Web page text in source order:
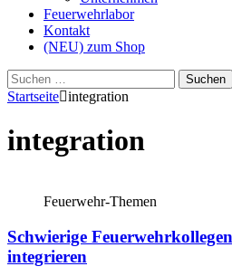
Feuerwehrlabor
Kontakt
(NEU) zum Shop
Suchen
nach:
Startseite integration
integration
Feuerwehr-Themen
Schwierige
integrieren